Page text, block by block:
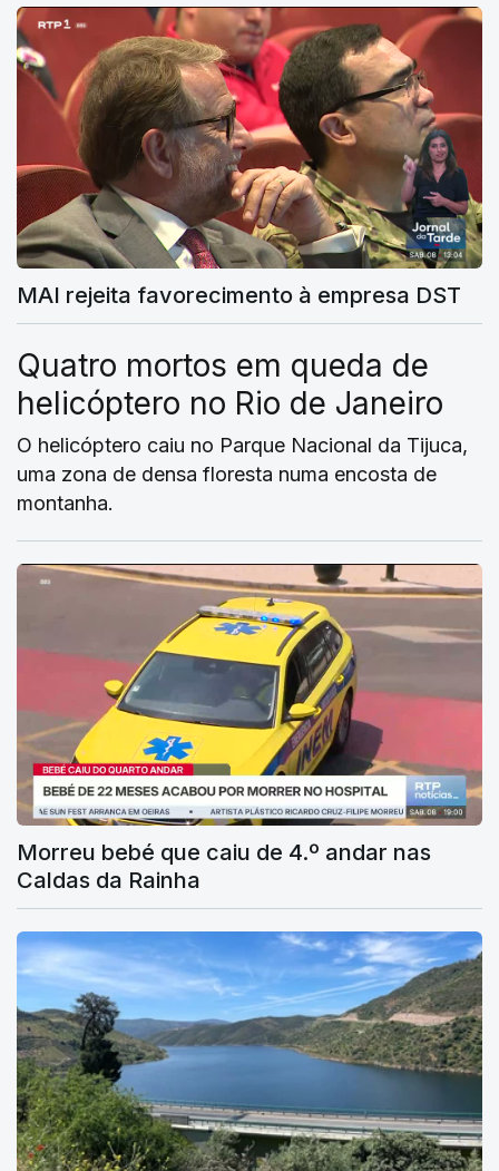
MAI rejeita favorecimento à empresa DST
Quatro mortos em queda de
helicóptero no Rio de Janeiro
O helicóptero caiu no Parque Nacional da Tijuca,
uma zona de densa floresta numa encosta de
montanha.
Morreu bebé que caiu de 4.º andar nas
Caldas da Rainha